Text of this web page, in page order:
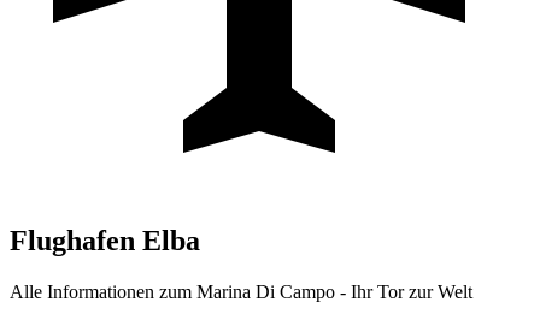
Flughafen Elba
Alle Informationen zum Marina Di Campo - Ihr Tor zur Welt